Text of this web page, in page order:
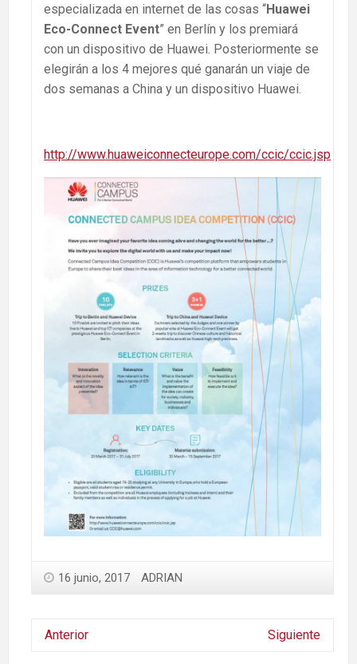
especializada en internet de las cosas “Huawei
Eco-Connect Event” en Berlín y los premiará
con un dispositivo de Huawei. Posteriormente se
elegirán a los 4 mejores qué ganarán un viaje de
dos semanas a China y un dispositivo Huawei.
http://www.huaweiconnecteurope.com/ccic/ccic.jsp
16 junio, 2017 ADRIAN
Anterior Siguiente